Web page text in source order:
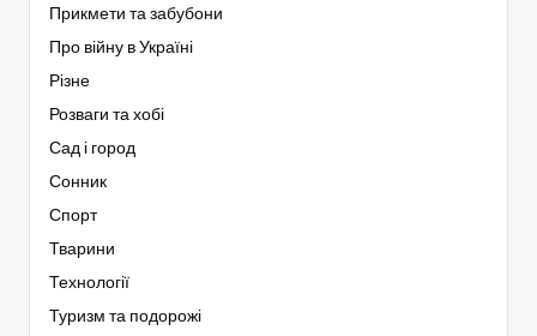
Прикмети та забубони
Про війну в Україні
Різне
Розваги та хобі
Сад і город
Сонник
Спорт
Тварини
Технології
Туризм та подорожі